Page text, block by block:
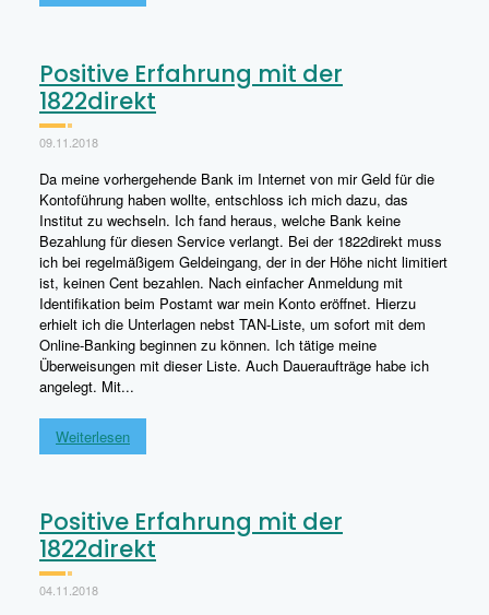
Positive Erfahrung mit der
1822direkt
09.11.2018
Da meine vorhergehende Bank im Internet von mir Geld für die
Kontoführung haben wollte, entschloss ich mich dazu, das
Institut zu wechseln. Ich fand heraus, welche Bank keine
Bezahlung für diesen Service verlangt. Bei der 1822direkt muss
ich bei regelmäßigem Geldeingang, der in der Höhe nicht limitiert
ist, keinen Cent bezahlen. Nach einfacher Anmeldung mit
Identifikation beim Postamt war mein Konto eröffnet. Hierzu
erhielt ich die Unterlagen nebst TAN-Liste, um sofort mit dem
Online-Banking beginnen zu können. Ich tätige meine
Überweisungen mit dieser Liste. Auch Daueraufträge habe ich
angelegt. Mit...
Weiterlesen
Positive Erfahrung mit der
1822direkt
04.11.2018